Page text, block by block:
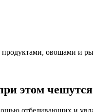
продуктами, овощами
этом